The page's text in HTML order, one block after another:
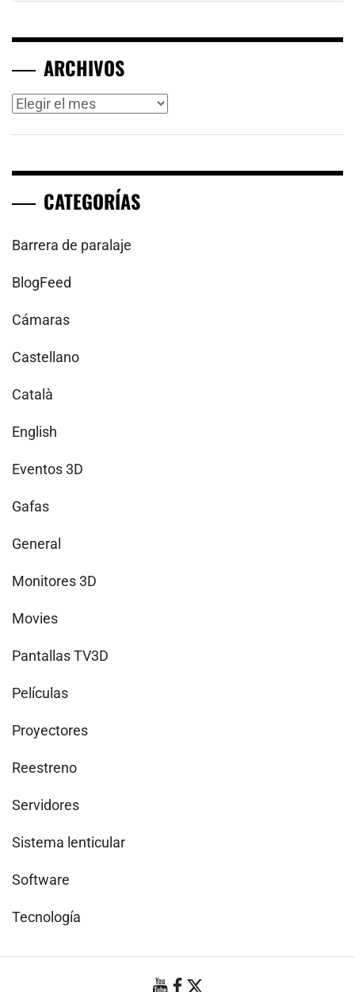
ARCHIVOS
Archivos
CATEGORÍAS
Barrera de paralaje
BlogFeed
Cámaras
Castellano
Català
English
Eventos 3D
Gafas
General
Monitores 3D
Movies
Pantallas TV3D
Películas
Proyectores
Reestreno
Servidores
Sistema lenticular
Software
Tecnología